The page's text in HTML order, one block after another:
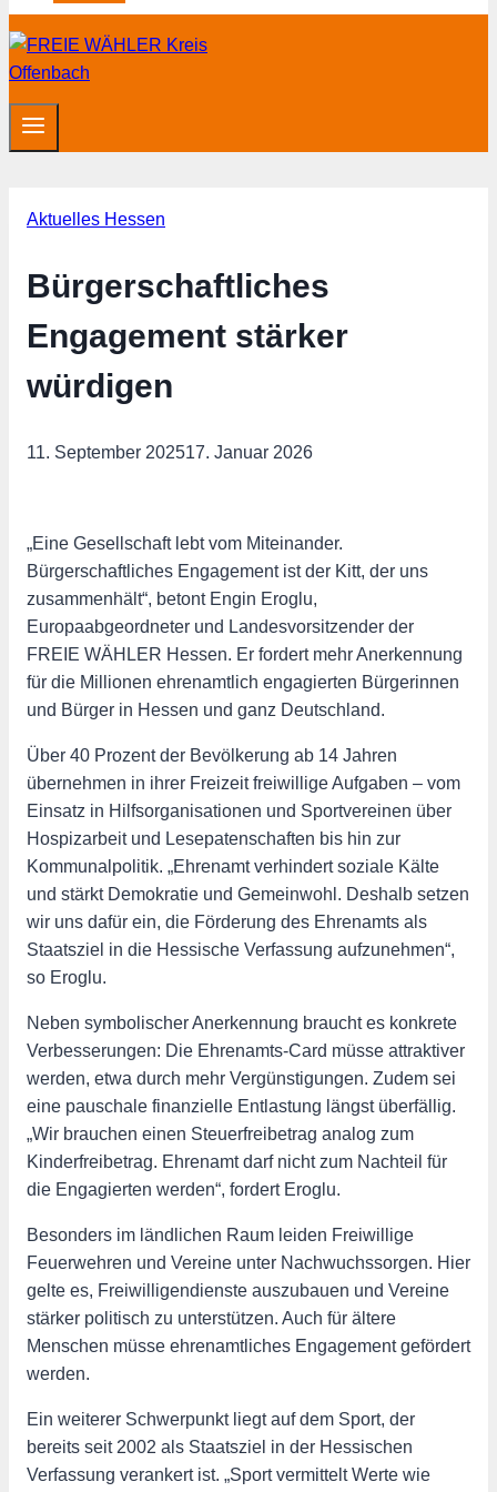
Aktuelles Hessen
Bürgerschaftliches
Engagement stärker
würdigen
11. September 202517. Januar 2026
„Eine Gesellschaft lebt vom Miteinander.
Bürgerschaftliches Engagement ist der Kitt, der uns
zusammenhält“, betont Engin Eroglu,
Europaabgeordneter und Landesvorsitzender der
FREIE WÄHLER Hessen. Er fordert mehr Anerkennung
für die Millionen ehrenamtlich engagierten Bürgerinnen
und Bürger in Hessen und ganz Deutschland.
Über 40 Prozent der Bevölkerung ab 14 Jahren
übernehmen in ihrer Freizeit freiwillige Aufgaben – vom
Einsatz in Hilfsorganisationen und Sportvereinen über
Hospizarbeit und Lesepatenschaften bis hin zur
Kommunalpolitik. „Ehrenamt verhindert soziale Kälte
und stärkt Demokratie und Gemeinwohl. Deshalb setzen
wir uns dafür ein, die Förderung des Ehrenamts als
Staatsziel in die Hessische Verfassung aufzunehmen“,
so Eroglu.
Neben symbolischer Anerkennung braucht es konkrete
Verbesserungen: Die Ehrenamts-Card müsse attraktiver
werden, etwa durch mehr Vergünstigungen. Zudem sei
eine pauschale finanzielle Entlastung längst überfällig.
„Wir brauchen einen Steuerfreibetrag analog zum
Kinderfreibetrag. Ehrenamt darf nicht zum Nachteil für
die Engagierten werden“, fordert Eroglu.
Besonders im ländlichen Raum leiden Freiwillige
Feuerwehren und Vereine unter Nachwuchssorgen. Hier
gelte es, Freiwilligendienste auszubauen und Vereine
stärker politisch zu unterstützen. Auch für ältere
Menschen müsse ehrenamtliches Engagement gefördert
werden.
Ein weiterer Schwerpunkt liegt auf dem Sport, der
bereits seit 2002 als Staatsziel in der Hessischen
Verfassung verankert ist. „Sport vermittelt Werte wie